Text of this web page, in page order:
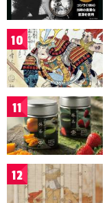
10
11
12